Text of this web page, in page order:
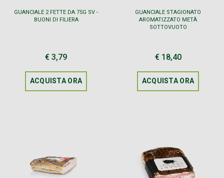
GUANCIALE 2 FETTE DA 75G SV -
BUONI DI FILIERA
€ 3,79
ACQUISTA ORA
GUANCIALE STAGIONATO
AROMATIZZATO METÀ
SOTTOVUOTO
€ 18,40
ACQUISTA ORA